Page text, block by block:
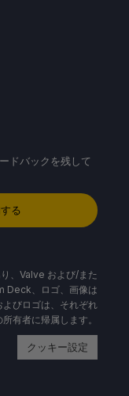
ドバックを残して
る
、Valve および/また
Deck、ロゴ、画像は
びロゴは、それぞれ
所有者に帰属します。
クッキー設定